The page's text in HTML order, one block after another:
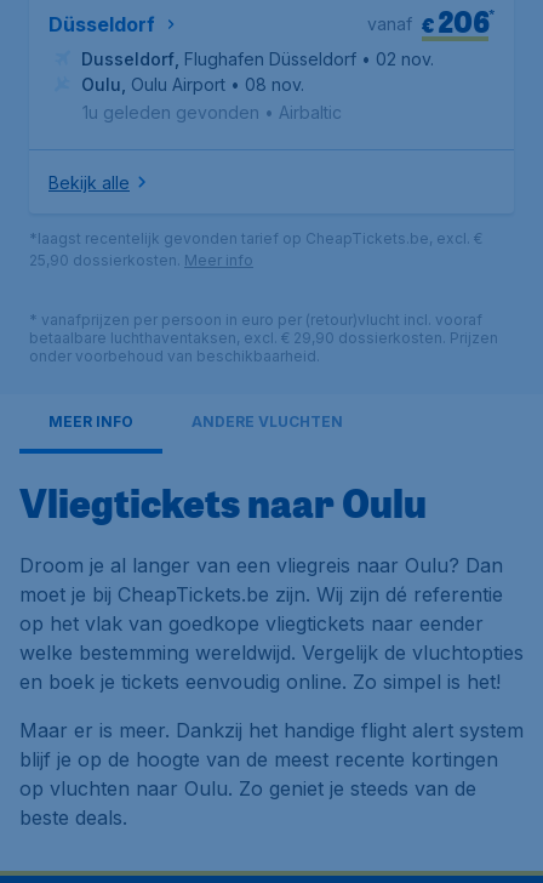
Düsseldorf €206*
vanaf
Dusseldorf Flughafen Düsseldorf • 02 nov.
Oulu Oulu Airport • 08 nov.
1u geleden gevonden • Airbaltic
Bekijk alle
*laagst recentelijk gevonden tarief op CheapTickets.be, excl. €
25,90 dossierkosten. Meer info
* vanafprijzen per persoon in euro per (retour)vlucht incl. vooraf
betaalbare luchthaventaksen, excl. € 29,90 dossierkosten. Prijzen
onder voorbehoud van beschikbaarheid.
MEER INFO ANDERE VLUCHTEN
Vliegtickets naar Oulu
Droom je al langer van een vliegreis naar Oulu? Dan
moet je bij CheapTickets.be zijn. Wij zijn dé referentie
op het vlak van goedkope vliegtickets naar eender
welke bestemming wereldwijd. Vergelijk de vluchtopties
en boek je tickets eenvoudig online. Zo simpel is het!
Maar er is meer. Dankzij het handige flight alert system
blijf je op de hoogte van de meest recente kortingen
op vluchten naar Oulu. Zo geniet je steeds van de
beste deals.